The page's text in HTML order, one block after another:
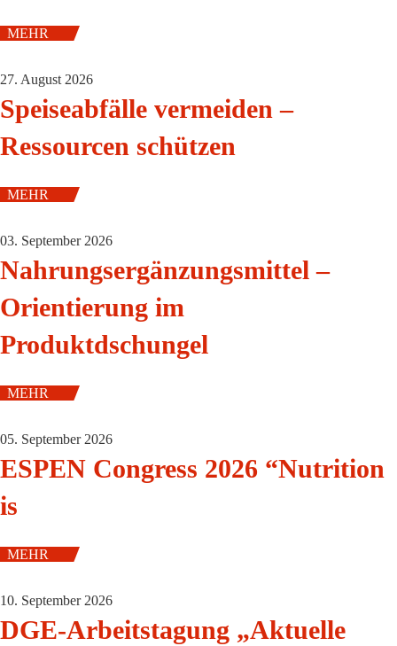
MEHR
27. August 2026
Speiseabfälle vermeiden –
Ressourcen schützen
MEHR
03. September 2026
Nahrungsergänzungsmittel –
Orientierung im
Produktdschungel
MEHR
05. September 2026
ESPEN Congress 2026 “Nutrition
is
MEHR
10. September 2026
DGE-Arbeitstagung „Aktuelle